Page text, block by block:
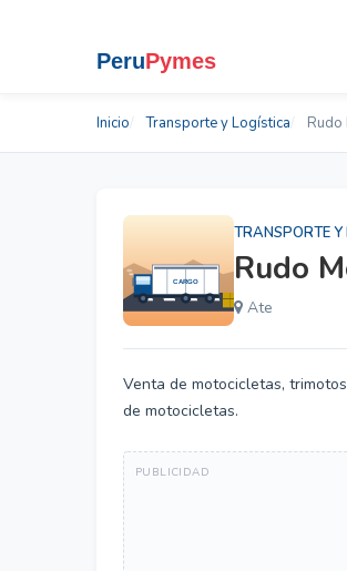
Inicio Transporte y Logística Rudo
TRANSPORTE
Rudo
Ate
Venta de motocicletas,
de motocicletas.